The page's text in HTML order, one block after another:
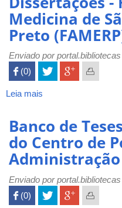
(ENSP)
FIOCRUZ
EST
Medicina de
Preto
Enviado porportal.bibliotecas
 (0)
Leia mais
Digital
de
Teses
e
Dissertações
-
Faculdade
de
Banco de
do Centro de
Administração
Enviado porportal.bibliotecas
 (0)